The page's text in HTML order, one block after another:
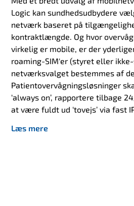
Logic kan sundhedsudbydere
netværk baseret på
kontraktlængde. Og hvor
virkelig er mobile, er der
roaming-SIM'er (styret eller
netværksvalget bestemmes af
Patientovervågningsløsninger
‘always on’, rapportere tilbage
at være fuldt ud ‘tovejs’ via fast
Læs mere